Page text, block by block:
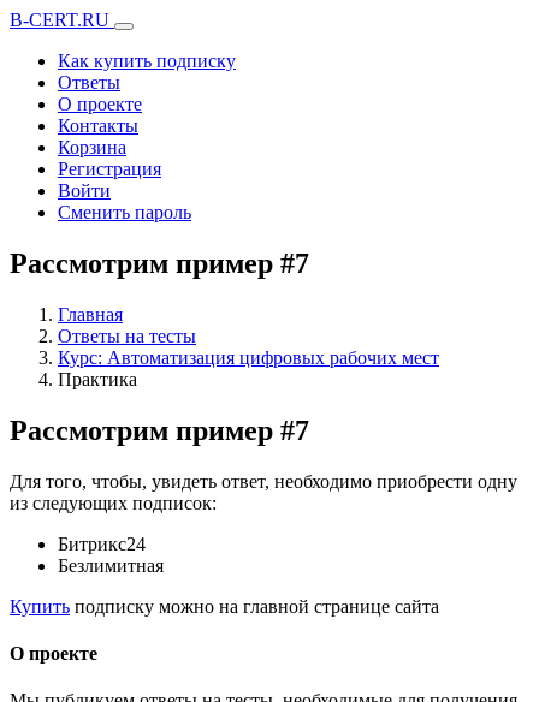
B-CERT.RU
Как купить подписку
Ответы
О проекте
Контакты
Корзина
Регистрация
Войти
Сменить пароль
Рассмотрим пример #7
Главная
Ответы на тесты
Курс: Автоматизация цифровых рабочих мест
Практика
Рассмотрим пример #7
Для того, чтобы, увидеть ответ, необходимо приобрести одну
из следующих подписок:
Битрикс24
Безлимитная
Купить подписку можно на главной странице сайта
О проекте